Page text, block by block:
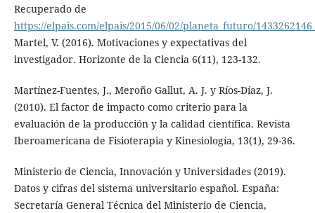
Recuperado de
https://elpais.com/elpais/2015/06/02/planeta_futuro/
Martel, V. (2016). Motivaciones y expectativas del
investigador. Horizonte de la Ciencia 6(11), 123-132.
Martínez-Fuentes, J., Meroño Gallut, A. J. y Ríos-Díaz, J.
(2010). El factor de impacto como criterio para la
evaluación de la producción y la calidad científica. Revista
Iberoamericana de Fisioterapia y Kinesiología, 13(1), 29-36.
Ministerio de Ciencia, Innovación y Universidades (2019).
Datos y cifras del sistema universitario español. España:
Secretaría General Técnica del Ministerio de Ciencia,